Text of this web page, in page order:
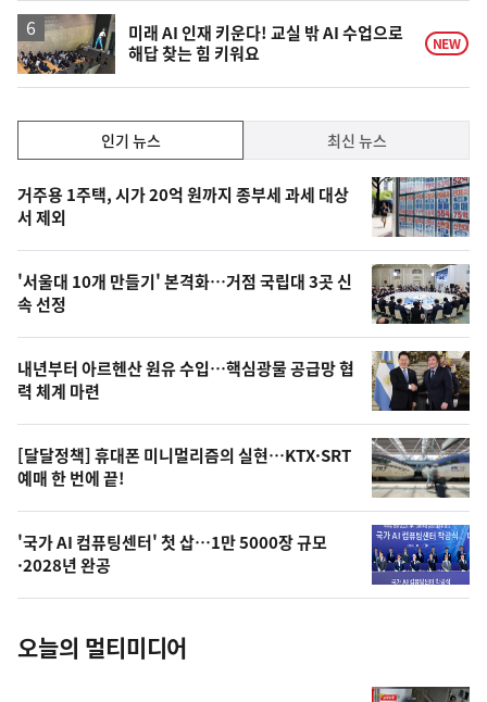
미래 AI 인재 키운다! 교실 밖 AI 수업으로
해답 찾는 힘 키워요
NEW
기,
최
신,
오
늘
의
영
상
오
늘
의
사
진
인기 뉴스 최신 뉴스
인
기
뉴
스
거주용 1주택, 시가 20억 원까지 종부세 과세 대상
서 제외
'서울대 10개 만들기' 본격화…거점 국립대 3곳 신
속 선정
내년부터 아르헨산 원유 수입…핵심광물 공급망 협
력 체계 마련
[달달정책] 휴대폰 미니멀리즘의 실현…KTX·SRT
예매 한 번에 끝!
'국가 AI 컴퓨팅센터' 첫 삽…1만 5000장 규모
·2028년 완공
오늘의 멀티미디어